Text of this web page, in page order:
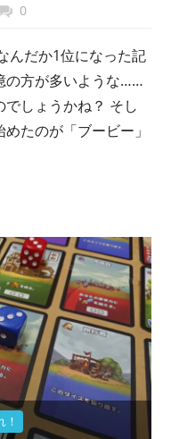
0
んだか1位になった記
の方が多いような……
しょうかね？ そし
たのが「ブービー」